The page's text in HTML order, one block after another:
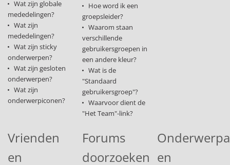
Wat zijn globale
mededelingen?
Wat zijn
mededelingen?
Wat zijn sticky
onderwerpen?
Wat zijn gesloten
onderwerpen?
Wat zijn
onderwerpiconen?
Hoe word ik een
groepsleider?
Waarom staan
verschillende
gebruikersgroepen in
een andere kleur?
Wat is de
"Standaard
gebruikersgroep"?
Waarvoor dient de
"Het Team"-link?
Vrienden
en
Forums
doorzoeken en